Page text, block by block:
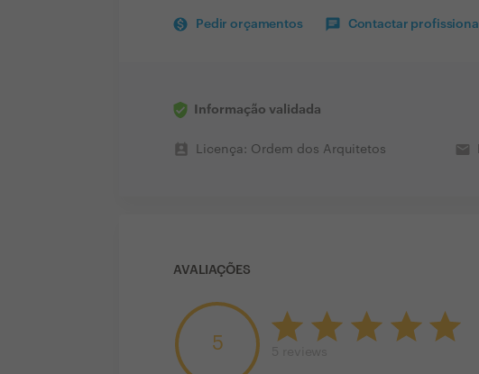
Pedir orçamentos Contactar profissional
Informação validada
perm_contact_calendar Licença: Ordem dos Arquitetos email
AVALIAÇÕES
5